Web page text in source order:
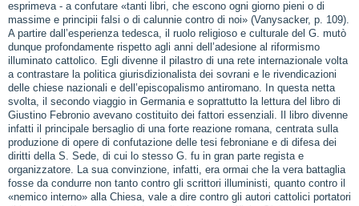
esprimeva ‑ a confutare «tanti libri, che escono ogni giorno pieni o di
massime e principii falsi o di calunnie contro di noi» (Vanysacker, p. 109).
A partire dall’esperienza tedesca, il ruolo religioso e culturale del G. mutò
dunque profondamente rispetto agli anni dell’adesione al riformismo
illuminato cattolico. Egli divenne il pilastro di una rete internazionale volta
a contrastare la politica giurisdizionalista dei sovrani e le rivendicazioni
delle chiese nazionali e dell’episcopalismo antiromano. In questa netta
svolta, il secondo viaggio in Germania e soprattutto la lettura del libro di
Giustino Febronio avevano costituito dei fattori essenziali. Il libro divenne
infatti il principale bersaglio di una forte reazione romana, centrata sulla
produzione di opere di confutazione delle tesi febroniane e di difesa dei
diritti della S. Sede, di cui lo stesso G. fu in gran parte regista e
organizzatore. La sua convinzione, infatti, era ormai che la vera battaglia
fosse da condurre non tanto contro gli scrittori illuministi, quanto contro il
«nemico interno» alla Chiesa, vale a dire contro gli autori cattolici portatori